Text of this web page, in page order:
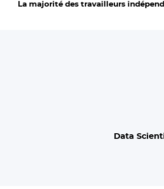
La majorité des travailleurs
Data